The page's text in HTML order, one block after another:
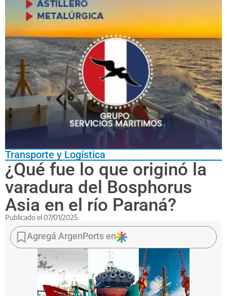
Transporte y Logística
¿Qué fue lo que originó la
varadura del Bosphorus
Asia en el río Paraná?
Publicado el 07/01/2025
buque
navegaba
prácticos
Agregá ArgenPorts en